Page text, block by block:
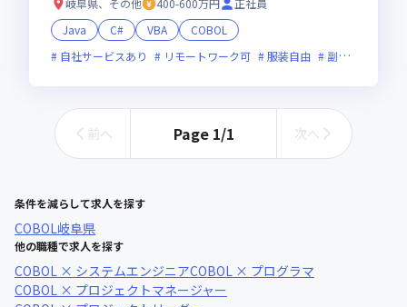
岐阜県、その他
400-600万円
正社員
Java
C# VBA
COBOL
自社サービスあり
リモートワーク可 服装自由 副業可
前へ Page 1/1 次へ
条件を減らして求人を探す
COBOL岐阜県
他の職種で求人を探す
COBOL × システムエンジニアCOBOL × プログラマ
COBOL × プロジェクトマネージャー